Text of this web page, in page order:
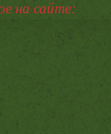
на сайте: